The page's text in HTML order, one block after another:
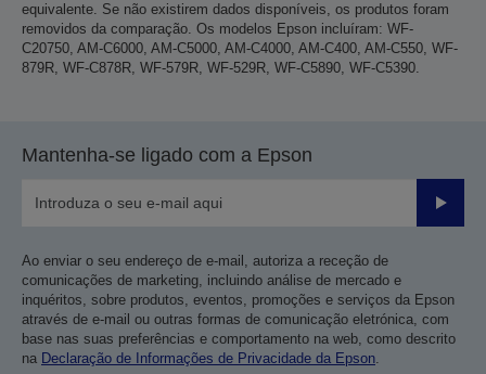
equivalente. Se não existirem dados disponíveis, os produtos foram
removidos da comparação. Os modelos Epson incluíram: WF-
C20750, AM-C6000, AM-C5000, AM-C4000, AM-C400, AM-C550, WF-
879R, WF-C878R, WF-579R, WF-529R, WF-C5890, WF-C5390.
Mantenha-se ligado com a Epson
Enviar
Ao enviar o seu endereço de e-mail, autoriza a receção de
comunicações de marketing, incluindo análise de mercado e
inquéritos, sobre produtos, eventos, promoções e serviços da Epson
através de e-mail ou outras formas de comunicação eletrónica, com
base nas suas preferências e comportamento na web, como descrito
na Declaração de Informações de Privacidade da Epson.